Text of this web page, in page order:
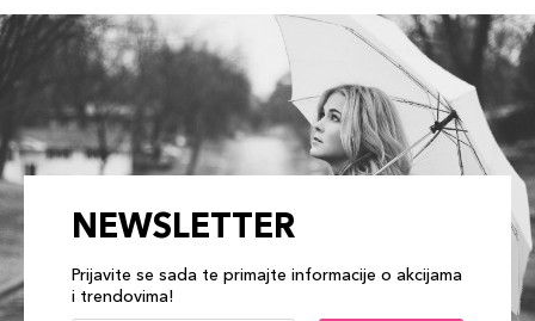
NEWSLETTER
Prijavite se sada te primajte informacije o akcijama
i trendovima!